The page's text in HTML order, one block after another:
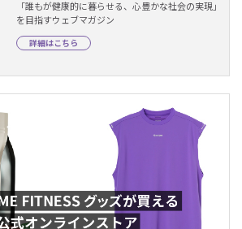
「誰もが健康的に暮らせる、心豊かな社会の実現」
を目指すウェブマガジン
詳細はこちら